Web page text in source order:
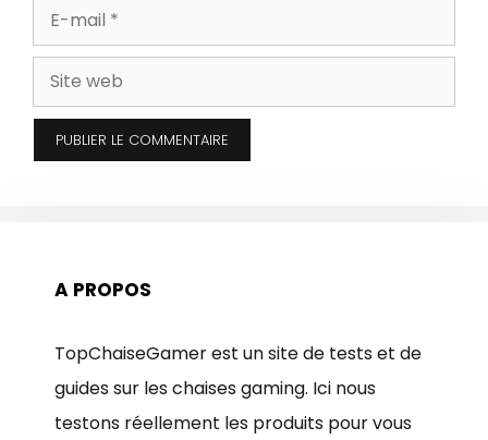
mail
Site
web
A PROPOS
TopChaiseGamer est un site de tests et de
guides sur les chaises gaming. Ici nous
testons réellement les produits pour vous